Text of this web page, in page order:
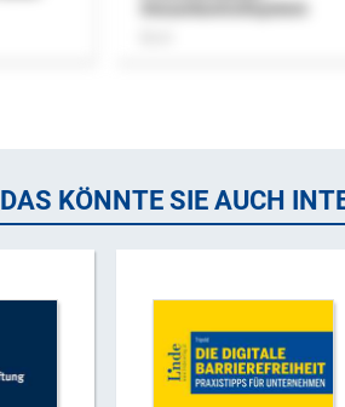
DAS KÖNNTE SIE AUCH